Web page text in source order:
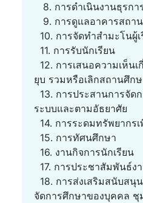
8. การดำเนินงานธุรกา
9. การดูแลอาคารสถา
10. การจัดทำสำมะโนผู้
11. การรับนักเรียน
12. การเสนอความเห็นเ
ยุบ รวมหรือเลิกสถานศึก
13. การประสานการจัด
ระบบและตามอัธยาศัย
14. การระดมทรัพยากร
15. การทัศนศึกษา
16. งานกิจการนักเรียน
17. การประชาสัมพันธ์ง
18. การส่งเสริมสนับสนุ
จัดการศึกษาของบุคคล